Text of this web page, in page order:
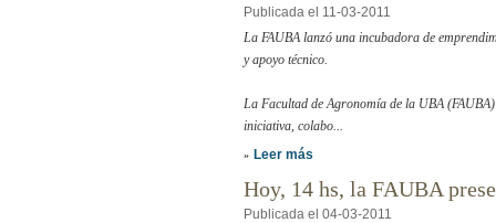
Publicada el 11-03-2011
La FAUBA lanzó una incubadora de
y apoyo técnico.
La Facultad de Agronomía de la UBA
iniciativa, colabo...
» Leer más
Hoy, 14 hs, la FAUBA
Publicada el 04-03-2011